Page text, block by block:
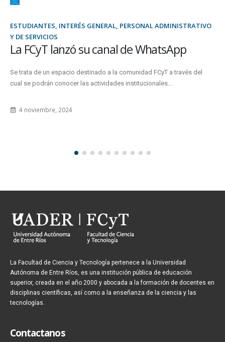
ESTUDIANTES, SEC. DE BIENESTAR ESTUDIANTIL, SEC.
ECONÓMICO FINANCIERA
Se acreditó el pago de la primera cuota de
El depósito fue realizado en las cuentas declaradas por las y los
La Facultad de Ciencia y Tecnología pertenece a la Universidad
Autónoma de Entre Ríos, es una institución pública de educación
superior, creada en el año 2000 y abocada a la formación de docentes en
disciplinas científicas, así como a la enseñanza de la ciencia y las
tecnologías.
Contactanos